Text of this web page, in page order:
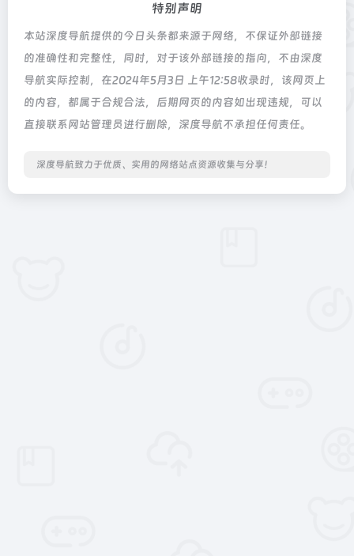
特别声明
本站深度导航提供的今日头条都来源于网络，不保证外部链接
的准确性和完整性，同时，对于该外部链接的指向，不由深度
导航实际控制，在2024年5月3日 上午12:58收录时，该网页上
的内容，都属于合规合法，后期网页的内容如出现违规，可以
直接联系网站管理员进行删除，深度导航不承担任何责任。
深度导航致力于优质、实用的网络站点资源收集与分享！